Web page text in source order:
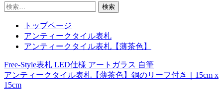
検
トップページ
アンティークタイル表札
アンティークタイル表札【薄茶色】
投
稿
Free-Style表札 LED仕様 アートガラス 自筆
アンティークタイル表札【薄茶色】銅のリーフ付き｜15cm x
15cm